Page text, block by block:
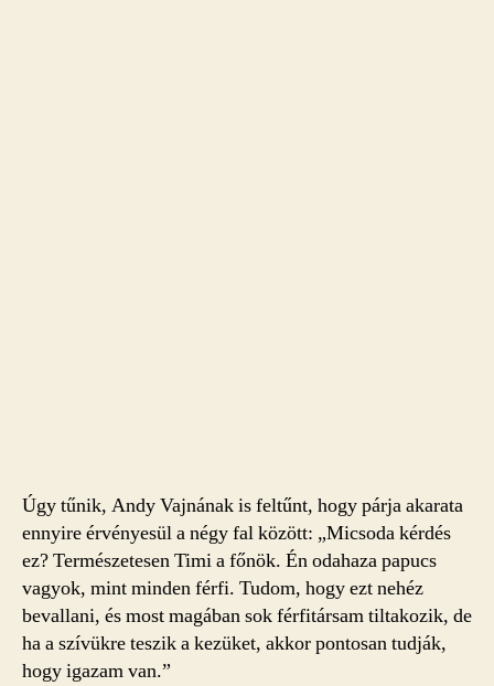
Úgy tűnik, Andy Vajnának is feltűnt, hogy párja akarata
ennyire érvényesül a négy fal között: „Micsoda kérdés
ez? Természetesen Timi a főnök. Én odahaza papucs
vagyok, mint minden férfi. Tudom, hogy ezt nehéz
bevallani, és most magában sok férfitársam tiltakozik, de
ha a szívükre teszik a kezüket, akkor pontosan tudják,
hogy igazam van.”